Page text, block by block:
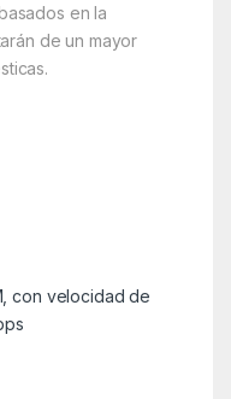
en la
de un mayor
con velocidad de